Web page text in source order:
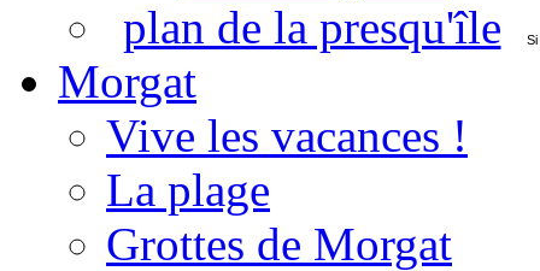
plan de la presqu'île
Morgat
Vive les vacances !
La plage
Grottes de Morgat